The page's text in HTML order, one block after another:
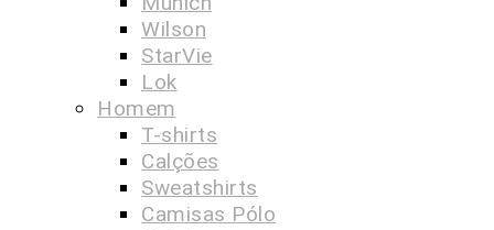
Wilson
StarVie
Lok
Homem
T-shirts
Calções
Sweatshirts
Camisas Pólo